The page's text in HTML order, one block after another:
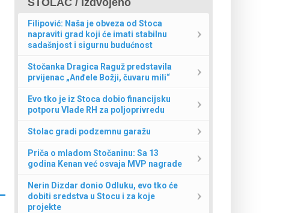
STOLAC / Izdvojeno
Filipović: Naša je obveza od Stoca
napraviti grad koji će imati stabilnu
sadašnjost i sigurnu budućnost
Stočanka Dragica Raguž predstavila
prvijenac „Anđele Božji, čuvaru mili“
Evo tko je iz Stoca dobio financijsku
potporu Vlade RH za poljoprivredu
Stolac gradi podzemnu garažu
Priča o mladom Stočaninu: Sa 13
godina Kenan već osvaja MVP nagrade
Nerin Dizdar donio Odluku, evo tko će
dobiti sredstva u Stocu i za koje
projekte